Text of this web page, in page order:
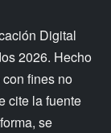
Digital
2026. Hecho
fines no
cite la fuente
se